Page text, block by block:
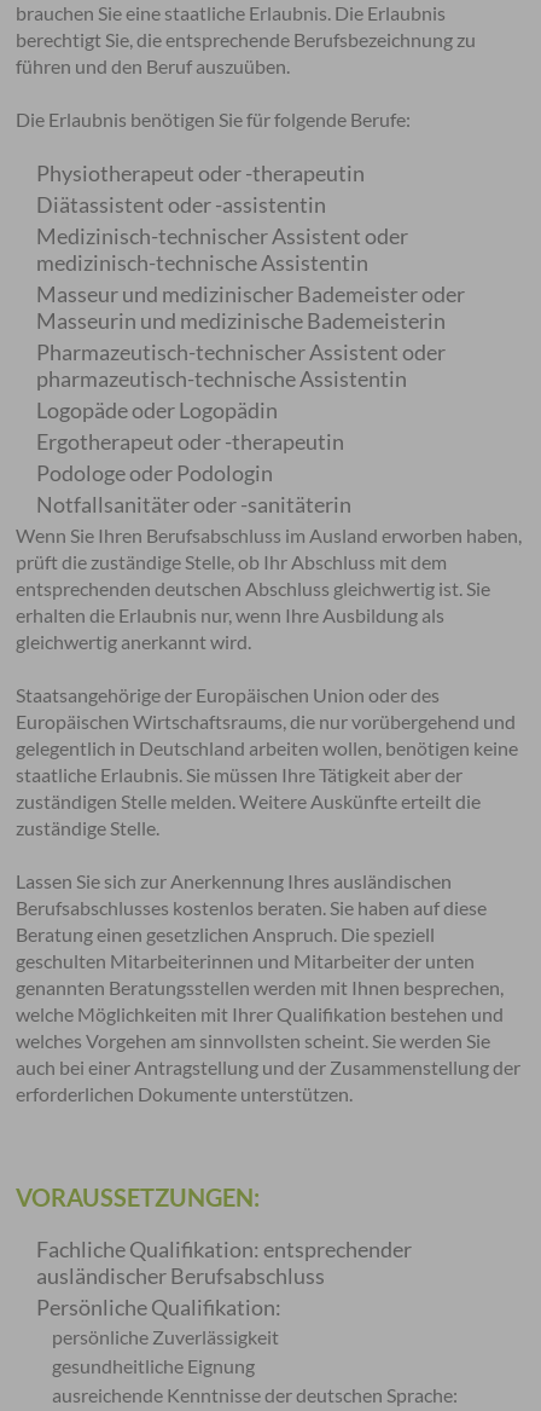
brauchen Sie eine staatliche Erlaubnis. Die Erlaubnis
berechtigt Sie, die entsprechende Berufsbezeichnung zu
führen und den Beruf auszuüben.
Die Erlaubnis benötigen Sie für folgende Berufe:
Physiotherapeut oder -therapeutin
Diätassistent oder -assistentin
Medizinisch-technischer Assistent oder
medizinisch-technische Assistentin
Masseur und medizinischer Bademeister oder
Masseurin und medizinische Bademeisterin
Pharmazeutisch-technischer Assistent oder
pharmazeutisch-technische Assistentin
Logopäde oder Logopädin
Ergotherapeut oder -therapeutin
Podologe oder Podologin
Notfallsanitäter oder -sanitäterin
Wenn Sie Ihren Berufsabschluss im Ausland erworben haben,
prüft die zuständige Stelle, ob Ihr Abschluss mit dem
entsprechenden deutschen Abschluss gleichwertig ist. Sie
erhalten die Erlaubnis nur, wenn Ihre Ausbildung als
gleichwertig anerkannt wird.
Staatsangehörige der Europäischen Union oder des
Europäischen Wirtschaftsraums, die nur vorübergehend und
gelegentlich in Deutschland arbeiten wollen, benötigen keine
staatliche Erlaubnis. Sie müssen Ihre Tätigkeit aber der
zuständigen Stelle melden.Weitere Auskünfte erteilt die
zuständige Stelle.
Lassen Sie sich zur Anerkennung Ihres ausländischen
Berufsabschlusses kostenlos beraten. Sie haben auf diese
Beratung einen gesetzlichen Anspruch. Die speziell
geschulten Mitarbeiterinnen und Mitarbeiter der unten
genannten Beratungsstellen werden mit Ihnen besprechen,
welche Möglichkeiten mit Ihrer Qualifikation bestehen und
welches Vorgehen am sinnvollsten scheint. Sie werden Sie
auch bei einer Antragstellung und der Zusammenstellung der
erforderlichen Dokumente unterstützen.
VORAUSSETZUNGEN:
Fachliche Qualifikation: entsprechender
ausländischer Berufsabschluss
Persönliche Qualifikation:
persönliche Zuverlässigkeit
gesundheitliche Eignung
ausreichende Kenntnisse der deutschen Sprache: